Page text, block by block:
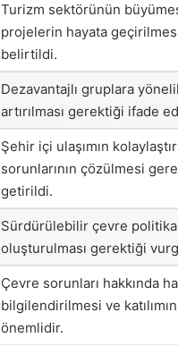
Turizm sektörünün
projelerin hayata
belirtildi.
Dezavantajlı gruplara
artırılması gerektiği ifade
Şehir içi ulaşımın
sorunlarının çözülmesi
getirildi.
Sürdürülebilir çevre
oluşturulması gerektiği
Çevre sorunları hakkında
bilgilendirilmesi ve
önemlidir.